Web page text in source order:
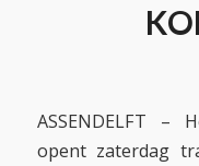
ASSENDELFT –
opent zaterdag